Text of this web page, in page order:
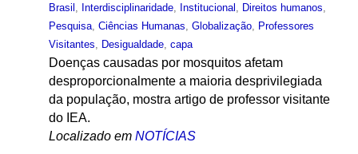
Brasil
Interdisciplinaridade, Institucional Direitos humanos
Pesquisa, Ciências Humanas Globalização, Professores
Visitantes
Desigualdade, capa
Doenças causadas por mosquitos afetam
desproporcionalmente a maioria desprivilegiada
da população, mostra artigo de professor visitante
do IEA.
Localizado em NOTÍCIAS